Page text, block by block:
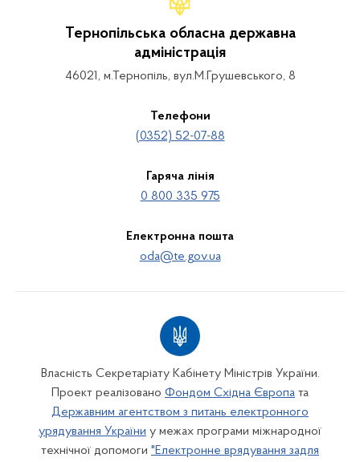
Тернопільська обласна державна
адміністрація
46021, м.Тернопіль, вул.М.Грушевського, 8
Телефони
(0352) 52-07-88
Гаряча лінія
0 800 335 975
Електронна пошта
oda@te.gov.ua
Власність Секретаріату Кабінету Міністрів України.
Проект реалізовано Фондом Східна Європа та
Державним агентством з питань електронного
урядування України у межах програми міжнародної
технічної допомоги "Електронне врядування задля